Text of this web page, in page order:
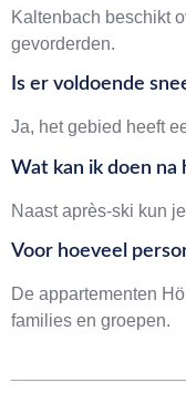
Kaltenbach beschikt
gevorderden.
Is er voldoende
Ja, het gebied heeft
Wat kan ik doen na
Naast après-ski kun
Voor hoeveel
De appartementen
families en groepen.